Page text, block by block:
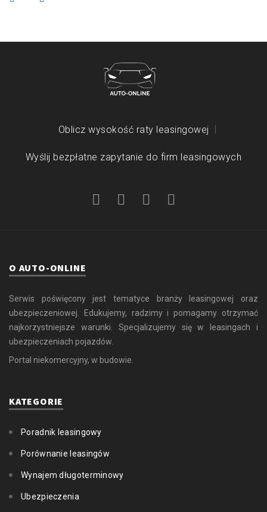
Oblicz wysokość raty leasingowej
Wyślij bezpłatne zapytanie do firm leasingowych
O AUTO-ONLINE
Serwis poświęcony jest tematyce branży leasingowej oraz
ubezpieczeniowej. Edukujemy, radzimy i pomagamy otrzymać
najkorzystniejsze warunki. Specjalizujemy się w leasingach i
ubezpieczeniach pojazdów.
Portal niekomercyjny, w budowie.
KATEGORIE
Poradnik leasingowy
Porównanie leasingów
Wynajem długoterminowy
Ubezpieczenia